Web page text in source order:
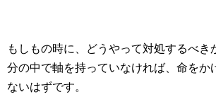
もしもの時に、どうやって対処するべき
分の中で軸を持っていなければ、命をか
ないはずです。